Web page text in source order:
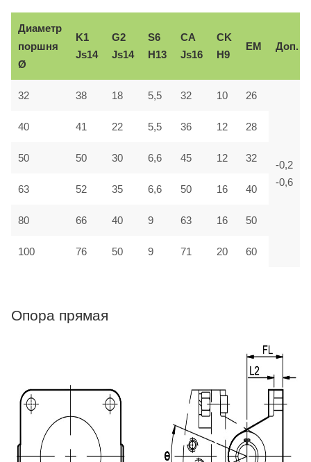
Диаметр
поршня
Ø
K1
Js14
G2
Js14
S6
H13
CA
Js16
CK
H9
EM Доп.
32 38 18 5,5 32 10 26
-0,2
-0,6
40 41 22 5,5 36 12 28
50 50 30 6,6 45 12 32
63 52 35 6,6 50 16 40
80 66 40 9 63 16 50
100 76 50 9 71 20 60
Опора прямая